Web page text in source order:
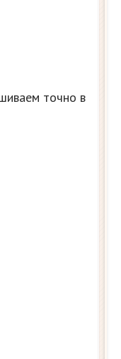
точно в